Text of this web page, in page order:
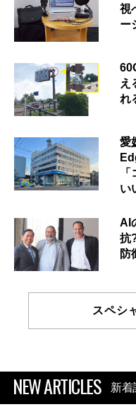
視
ー
え
れ
愛
い
AI
抗
防
スペシ
NEW ARTICLES 新着